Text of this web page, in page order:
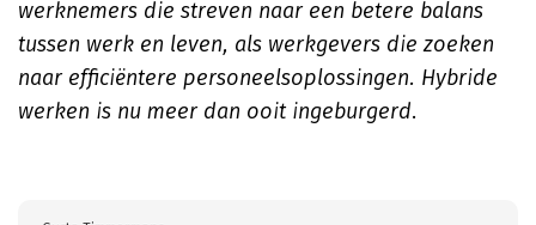
werknemers die streven naar een betere balans
tussen werk en leven, als werkgevers die zoeken
naar efficiëntere personeelsoplossingen. Hybride
werken is nu meer dan ooit ingeburgerd.